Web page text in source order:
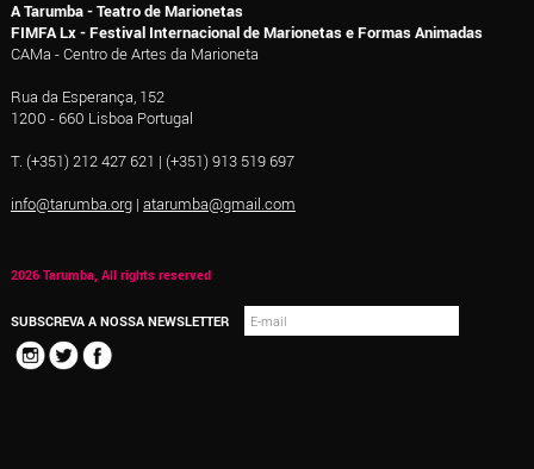
A Tarumba - Teatro de Marionetas
FIMFA Lx - Festival Internacional de Marionetas e Formas Animadas
CAMa - Centro de Artes da Marioneta
Rua da Esperança, 152
1200 - 660 Lisboa Portugal
T. (+351) 212 427 621 | (+351) 913 519 697
info@tarumba.org| atarumba@gmail.com
2026 Tarumba, All rights reserved
SUBSCREVA A NOSSA NEWSLETTER